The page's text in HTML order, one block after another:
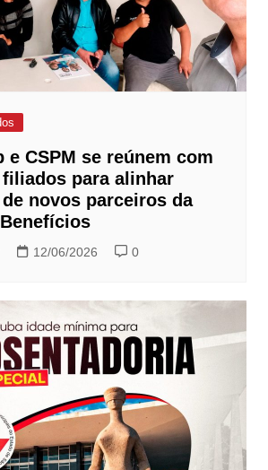
e CSPM se reúnem com
para alinhar
novos parceiros da
12/06/2026 0